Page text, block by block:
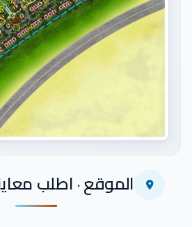
اضغط للتكبيرالموقع · اطلب